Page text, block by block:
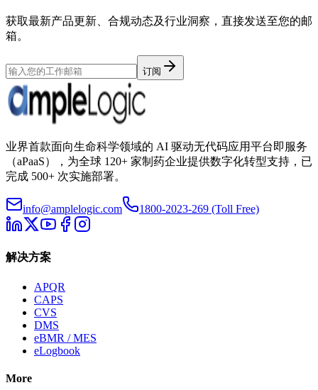
获取最新产品更新、合规动态及行业洞察，直接发送至您的邮
箱。
订阅
业界首款面向生命科学领域的 AI 驱动无代码应用平台即服务
（aPaaS），为全球 120+ 家制药企业提供数字化转型支持，已
完成 500+ 次实施部署。
info@amplelogic.com 1800-2023-269 (Toll Free)
解决方案
APQR
CAPS
CVS
DMS
eBMR / MES
eLogbook
More